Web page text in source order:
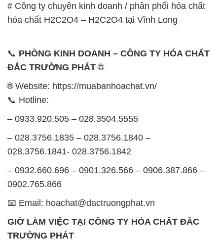
# Công ty chuyên kinh doanh / phân phối hóa chất
hóa chất H2C2O4 – H2C2O4 tại Vĩnh Long
📞 PHÒNG KINH DOANH – CÔNG TY HÓA CHẤT
ĐẮC TRƯỜNG PHÁT🌐
🌐 Website: https://muabanhoachat.vn/
📞 Hotline:
– 0933.920.505 – 028.3504.5555
– 028.3756.1835 – 028.3756.1840 –
028.3756.1841- 028.3756.1842
– 0932.660.696 – 0901.326.566 – 0906.387.866 –
0902.765.866
📧 Email: hoachat@dactruongphat.vn
GIỜ LÀM VIỆC TẠI CÔNG TY HÓA CHẤT ĐẮC
TRƯỜNG PHÁT